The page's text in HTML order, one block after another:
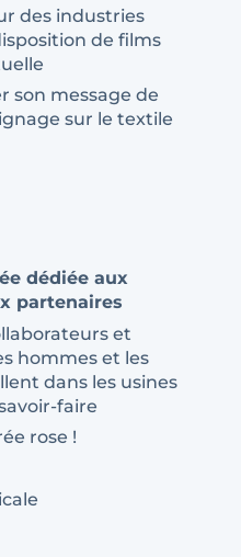
des industries
de films
son message de
sur le textile
dédiée aux
partenaires
et
hommes et les
dans les usines
faire
rose !